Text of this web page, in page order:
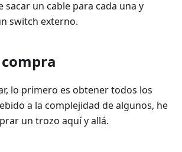
sacar un cable para cada una y
switch externo.
lo primero es obtener todos los
a la complejidad de algunos, he
un trozo aquí y allá.